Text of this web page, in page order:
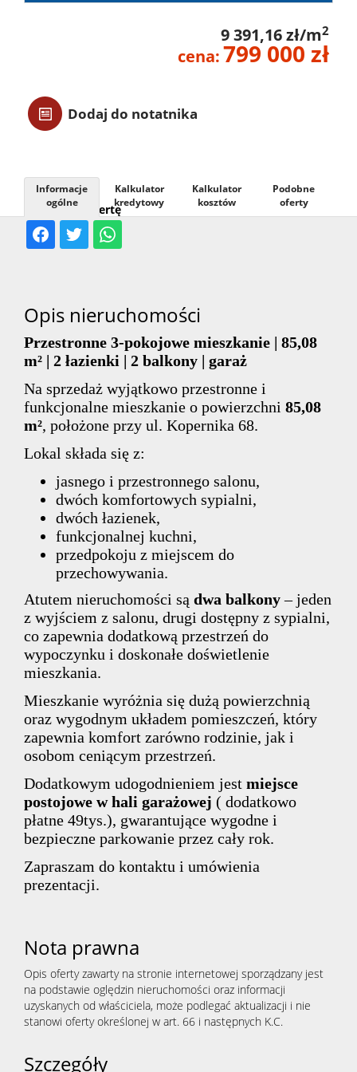
Usługi
9 391,16 zł/m2
cena:799 000 zł
Dodaj do notatnika
Udostępnij ofertę
Informacje
ogólne
Kalkulator
kredytowy
Kalkulator
kosztów
Podobne
oferty
Opis nieruchomości
Przestronne 3-pokojowe mieszkanie | 85,08
m² | 2 łazienki | 2 balkony | garaż
Na sprzedaż wyjątkowo przestronne i
funkcjonalne mieszkanie o powierzchni 85,08
m², położone przy ul. Kopernika 68.
Lokal składa się z:
jasnego i przestronnego salonu,
dwóch komfortowych sypialni,
dwóch łazienek,
funkcjonalnej kuchni,
przedpokoju z miejscem do
przechowywania.
Atutem nieruchomości są dwa balkony– jeden
z wyjściem z salonu, drugi dostępny z sypialni,
co zapewnia dodatkową przestrzeń do
wypoczynku i doskonałe doświetlenie
mieszkania.
Mieszkanie wyróżnia się dużą powierzchnią
oraz wygodnym układem pomieszczeń, który
zapewnia komfort zarówno rodzinie, jak i
osobom ceniącym przestrzeń.
Dodatkowym udogodnieniem jest miejsce
postojowe w hali garażowej ( dodatkowo
płatne 49tys.), gwarantujące wygodne i
bezpieczne parkowanie przez cały rok.
Zapraszam do kontaktu i umówienia
prezentacji.
Nota prawna
Opis oferty zawarty na stronie internetowej sporządzany jest
na podstawie oględzin nieruchomości oraz informacji
uzyskanych od właściciela, może podlegać aktualizacji i nie
stanowi oferty określonej w art. 66 i następnych K.C.
Szczegóły